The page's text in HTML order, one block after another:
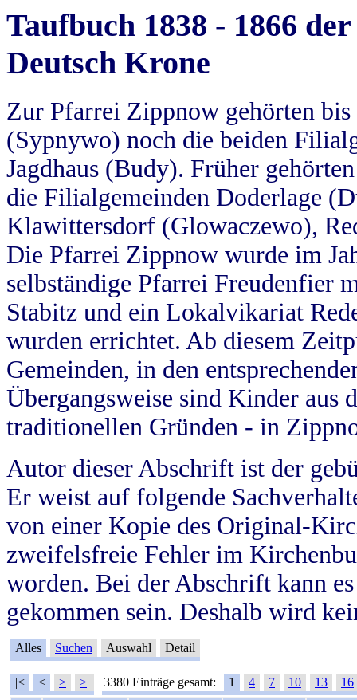
Taufbuch 1838 - 1866
Deutsch Krone
Zur Pfarrei Zippnow gehörten
(Sypnywo) noch die beiden
Jagdhaus (Budy). Früher
die Filialgemeinden Doderlage
Klawittersdorf (Glowaczewo),
Die Pfarrei Zippnow wurde im
selbständige Pfarrei Freudenfier
Stabitz und ein Lokalvikariat
wurden errichtet. Ab diesem
Gemeinden, in den
Übergangsweise sind Kinder aus
traditionellen Gründen - in
Autor dieser Abschrift ist der
Er weist auf folgende
von einer Kopie des Original-
zweifelsfreie Fehler im
worden. Bei der Abschrift kann
gekommen sein. Deshalb wird
Alles Suchen Auswahl Detail
|< < > >| 3380 Einträge gesamt: 1 4 7 10 13
16